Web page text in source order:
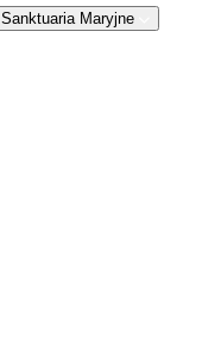
Sanktuaria Maryjne